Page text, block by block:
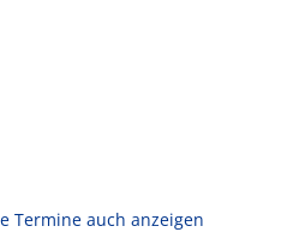
Termine auch anzeigen